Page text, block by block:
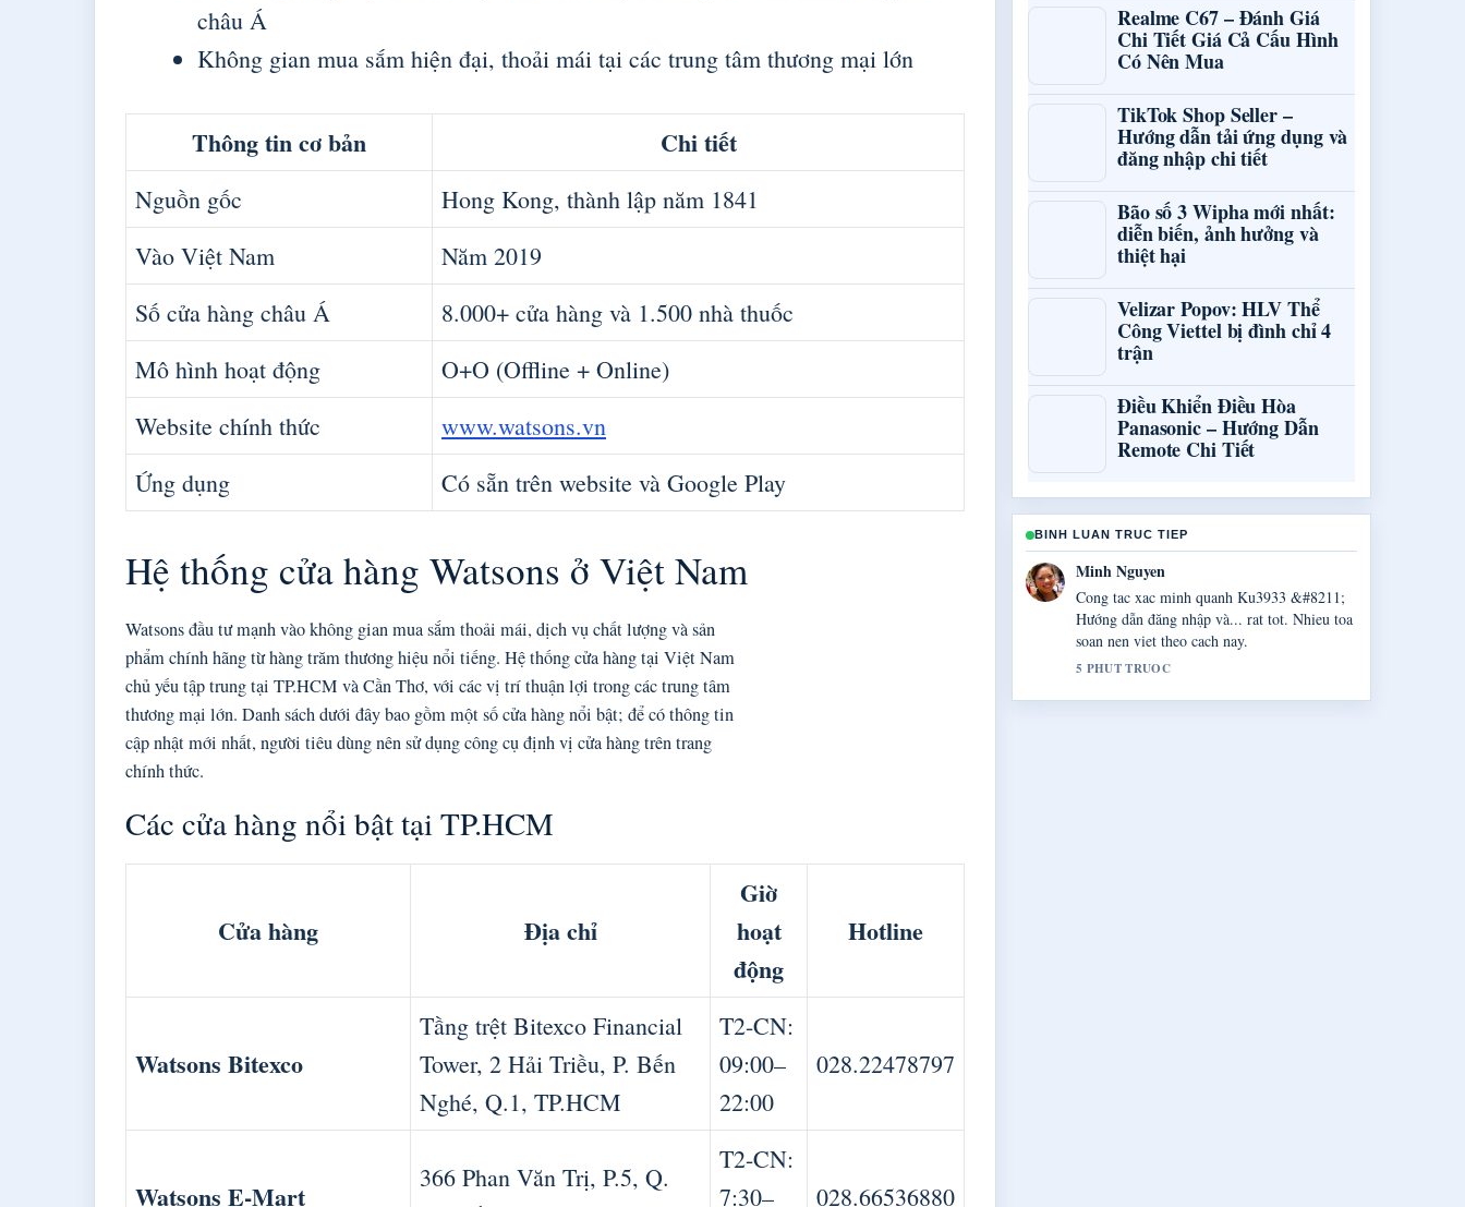
châu Á
Không gian mua sắm hiện đại, thoải mái tại các trung tâm thương mại lớn
Thông tin cơ bản Chi tiết
Nguồn gốc
Hong Kong, thành lập năm 1841
Vào Việt Nam
Năm 2019
Số cửa hàng châu Á
8.000+ cửa hàng và 1.500 nhà thuốc
Mô hình hoạt động
O+O (Offline + Online)
Website chính thức
www.watsons.vn
Ứng dụng
Có sẵn trên website và Google Play
Hệ thống cửa hàng Watsons ở Việt Nam
Watsons đầu tư mạnh vào không gian mua sắm thoải mái, dịch vụ chất lượng và sản
phẩm chính hãng từ hàng trăm thương hiệu nổi tiếng. Hệ thống cửa hàng tại Việt Nam
chủ yếu tập trung tại TP.HCM và Cần Thơ, với các vị trí thuận lợi trong các trung tâm
thương mại lớn. Danh sách dưới đây bao gồm một số cửa hàng nổi bật; để có thông tin
cập nhật mới nhất, người tiêu dùng nên sử dụng công cụ định vị cửa hàng trên trang
chính thức.
Các cửa hàng nổi bật tại TP.HCM
Cửa hàng Địa chỉ
Giờ
hoạt
động
Hotline
Watsons Bitexco
Tầng trệt Bitexco Financial
Tower, 2 Hải Triều, P. Bến
Nghé, Q.1, TP.HCM
T2-CN:
09:00–
22:00
028.22478797
Watsons E-Mart
366 Phan Văn Trị, P.5, Q.
T2-CN:
7:30–
028.66536880
Realme C67 – Đánh Giá
Chi Tiết Giá Cả Cấu Hình
Có Nên Mua
TikTok Shop Seller –
Hướng dẫn tải ứng dụng và
đăng nhập chi tiết
Bão số 3 Wipha mới nhất:
diễn biến, ảnh hưởng và
thiệt hại
Velizar Popov: HLV Thể
Công Viettel bị đình chỉ 4
trận
Điều Khiển Điều Hòa
Panasonic – Hướng Dẫn
Remote Chi Tiết
BINH LUAN TRUC TIEP
Linh Le
Tong hop rat tot ve Ý nghĩa hoa tulip: Biểu
tượng tình.... Day la ban tom tat ro rang nhat
toi thay hom nay.
7 PHUT TRUOC